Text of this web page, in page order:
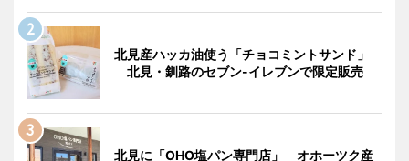
北見産ハッカ油使う「チョコミントサンド」
北見・釧路のセブン-イレブンで限定販売
北見に「OHO塩パン専門店」 オホーツク産